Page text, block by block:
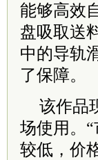
能够高效
盘吸取送
中的导轨
了保障。
该作品
场使用。
较低，价